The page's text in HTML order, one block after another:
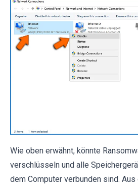
Wie oben erwähnt, könnte
verschlüsseln und alle
dem Computer verbunden sind.